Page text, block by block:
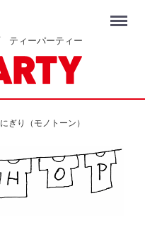
ティーパーティー
Menu
ぎり（モノトーン）